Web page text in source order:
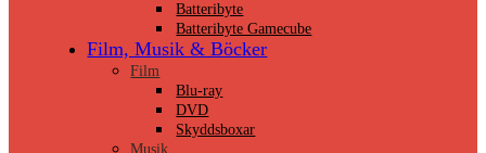
Batteribyte
Batteribyte Gamecube
Film, Musik & Böcker
Film
Blu-ray
DVD
Skyddsboxar
Musik